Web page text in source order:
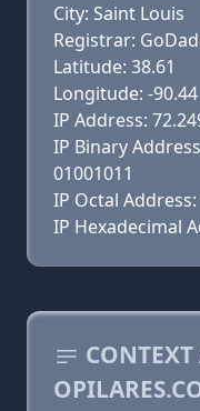
City: Saint Louis
Registrar:
Latitude: 38.61
Longitude: -90.44
IP Address:
IP Binary
01001011
IP Octal
IP Hexadecimal